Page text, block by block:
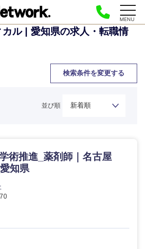
MENU
ル | 愛知県の求人・転職情
検索条件を変更する
種を選択してください
種を選択してください
界を選択してください
務地を選択してください
並び順
術推進_薬剤師｜名古屋
知県